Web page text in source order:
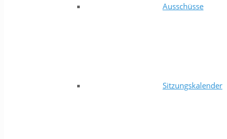
Ausschüsse
Sitzungskalender